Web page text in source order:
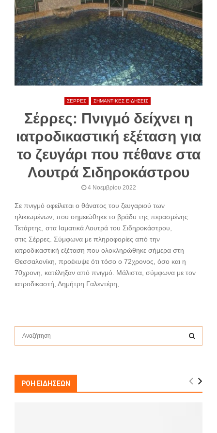
ΣΕΡΡΕΣ ΣΗΜΑΝΤΙΚΕΣ ΕΙΔΗΣΕΙΣ
Σέρρες: Πνιγμό δείχνει η
ιατροδικαστική εξέταση για
το ζευγάρι που πέθανε στα
Λουτρά Σιδηροκάστρου
4 Νοεμβρίου 2022
Σε πνιγμό οφείλεται ο θάνατος του ζευγαριού των
ηλικιωμένων, που σημειώθηκε το βράδυ της περασμένης
Τετάρτης, στα Ιαματικά Λουτρά του Σιδηροκάστρου,
στις Σέρρες. Σύμφωνα με πληροφορίες από την
ιατροδικαστική εξέταση που ολοκληρώθηκε σήμερα στη
Θεσσαλονίκη, προέκυψε ότι τόσο ο 72χρονος, όσο και η
70χρονη, κατέληξαν από πνιγμό. Μάλιστα, σύμφωνα με τον
ιατροδικαστή, Δημήτρη Γαλεντέρη,......
f
A
ΡΟΗ ΕΙΔΗΣΕΩΝ